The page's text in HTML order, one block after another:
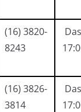
(16) 3820-
8243
(16) 3826-
3814